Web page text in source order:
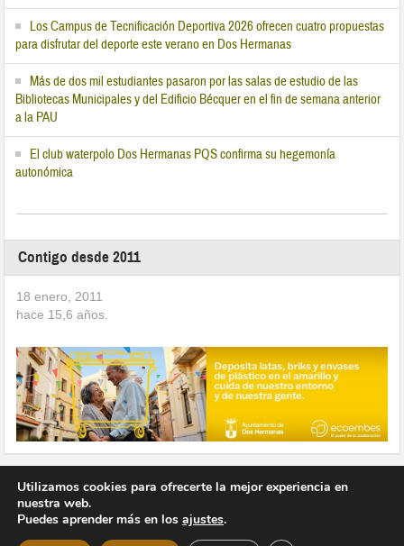
Los Campus de Tecnificación Deportiva 2026 ofrecen cuatro propuestas
para disfrutar del deporte este verano en Dos Hermanas
Más de dos mil estudiantes pasaron por las salas de estudio de las
Bibliotecas Municipales y del Edificio Bécquer en el fin de semana anterior
a la PAU
El club waterpolo Dos Hermanas PQS confirma su hegemonía
autonómica
Contigo desde 2011
18 enero, 2011
hace 15,6 años.
Utilizamos cookies para ofrecerte la mejor experiencia en
nuestra web.
Puedes aprender más en los ajustes.